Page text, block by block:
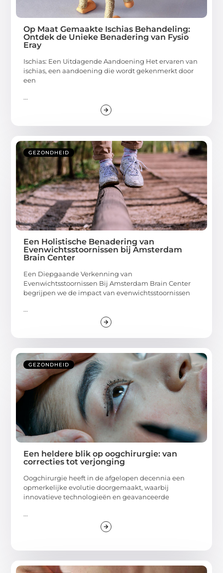
Op Maat Gemaakte Ischias Behandeling:
Ontdek de Unieke Benadering van Fysio
Eray
Ischias: Een Uitdagende Aandoening Het ervaren van
ischias, een aandoening die wordt gekenmerkt door
een
...
GEZONDHEID
Een Holistische Benadering van
Evenwichtsstoornissen bij Amsterdam
Brain Center
Een Diepgaande Verkenning van
Evenwichtsstoornissen Bij Amsterdam Brain Center
begrijpen we de impact van evenwichtsstoornissen
...
GEZONDHEID
Een heldere blik op oogchirurgie: van
correcties tot verjonging
Oogchirurgie heeft in de afgelopen decennia een
opmerkelijke evolutie doorgemaakt, waarbij
innovatieve technologieën en geavanceerde
...